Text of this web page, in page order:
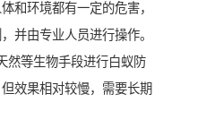
和环境都有一定的危害，
并由专业人员进行操作。
然等生物手段进行白蚁防
效果相对较慢，需要长期